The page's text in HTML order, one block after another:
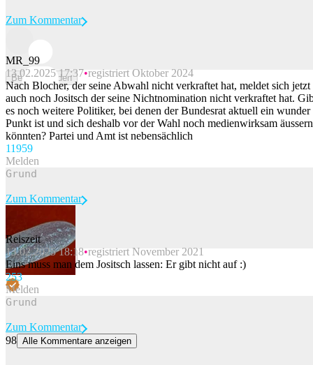
Beitrag melden
Zum Kommentar
MR_99
13.02.2025 17:37 registriert Oktober 2024
Nach Blocher, der seine Abwahl nicht verkraftet hat, meldet sich jetzt
auch noch Jositsch der seine Nichtnomination nicht verkraftet hat.
es noch weitere Politiker, bei denen der Bundesrat aktuell ein wunder
Punkt ist und sich deshalb vor der Wahl noch medienwirksam äussern
könnten? Partei und Amt ist nebensächlich
11959
Melden
Beitrag melden
Zum Kommentar
Reiszeit
13.02.2025 18:18 registriert November 2021
Eins muss man dem Jositsch lassen: Er gibt nicht auf :)
253
Melden
Zum Kommentar
98 Alle Kommentare anzeigen